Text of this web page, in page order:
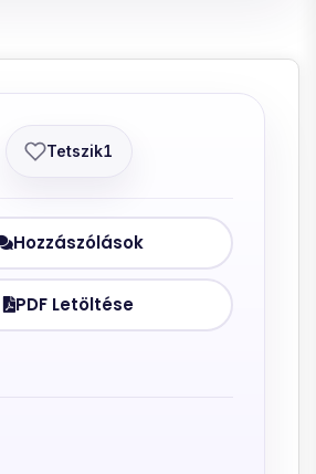
Tetszik1
Hozzászólások
PDF Letöltése